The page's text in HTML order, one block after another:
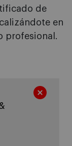
de
en
profesional.